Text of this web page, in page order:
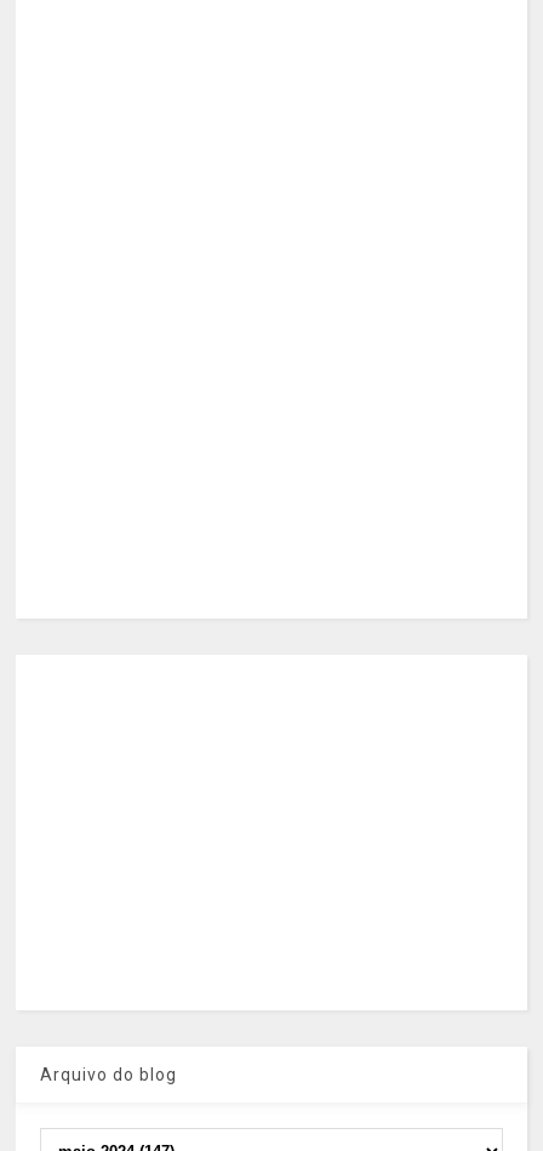
Arquivo do blog